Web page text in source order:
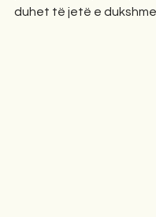
duhet të jetë e dukshme